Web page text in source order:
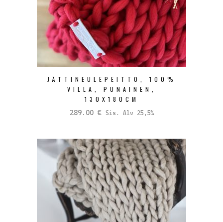
JÄTTINEULEPEITTO, 100%
VILLA, PUNAINEN,
130X180CM
289.00 € Sis. Alv 25,5%